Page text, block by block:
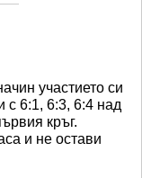
участието си
с 6:1, 6:3, 6:4 над
кръг.
и не остави